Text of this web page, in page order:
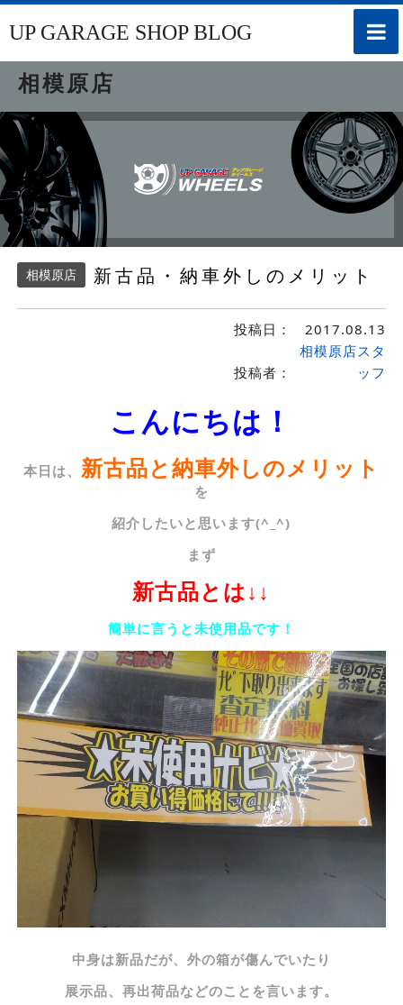
toggle
UP GARAGE SHOP BLOG
相模原店
相模原店 新古品・納車外しのメリット
投稿日： 2017.08.13
投稿者：
相模原店スタ
ッフ
こんにちは！
本日は、 新古品と納車外しのメリット
を
紹介したいと思います(^_^)
まず
新古品とは↓↓
簡単に言うと未使用品です！
中身は新品だが、外の箱が傷んでいたり
展示品、再出荷品などのことを言います。